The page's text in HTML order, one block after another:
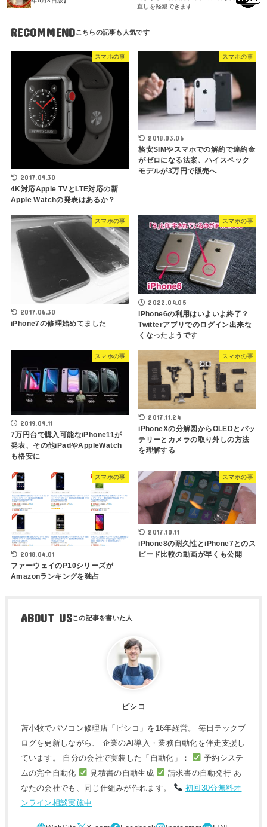
直しを軽減できます
RECOMMEND
スマホの事
2017.09.30
4K対応Apple TVとLTE対応の新
Apple Watchの発表はあるか？
スマホの事
2018.03.06
格安SIMやスマホでの解約で違約金
がゼロになる法案、ハイスペック
モデルが3万円で販売へ
スマホの事
2017.06.30
iPhone7の修理始めてました
スマホの事
2022.04.05
iPhone6の利用はいよいよ終了？
Twitterアプリでのログイン出来な
くなったようです
スマホの事
2019.09.11
7万円台で購入可能なiPhone11が
発表、その他iPadやAppleWatch
も格安に
スマホの事
2017.11.24
iPhoneXの分解図からOLEDとバッ
テリーとカメラの取り外しの方法
を理解する
スマホの事
2018.04.01
ファーウェイのP10シリーズが
Amazonランキングを独占
スマホの事
2017.10.11
iPhone8の耐久性とiPhone7とのス
ピード比較の動画が早くも公開
ABOUT US
ピシコ
苫小牧でパソコン修理店「ピシコ」を16年経営。 毎日テックブ
ログを更新しながら、 企業のAI導入・業務自動化を伴走支援し
ています。 自分の会社で実装した「自動化」：
予約システ
ムの完全自動化
見積書の自動生成
請求書の自動発行 あ
なたの会社でも、同じ仕組みが作れます。
初回30分無料オ
ンライン相談実施中